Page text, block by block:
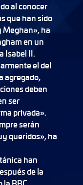
al conocer
que han sido
Meghan», ha
en un
Isabel II.
el del
agregado,
deben
ser
privada».
serán
queridos», ha
han
de la